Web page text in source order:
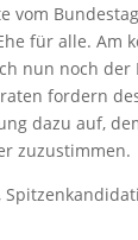
vom
für alle. Am
nun noch der
fordern
dazu auf,
zuzustimmen.